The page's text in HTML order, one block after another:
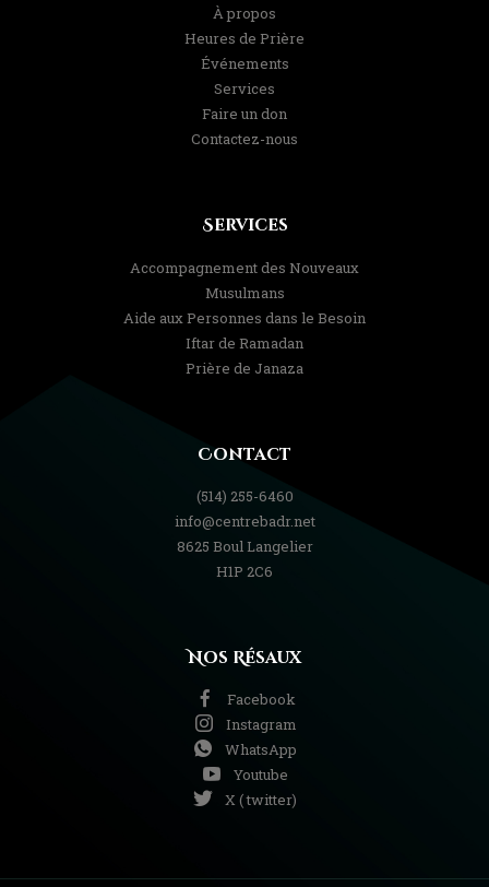
À propos
Heures de Prière
Événements
Services
Faire un don
Contactez-nous
Services
Accompagnement des Nouveaux
Musulmans
Aide aux Personnes dans le Besoin
Iftar de Ramadan
Prière de Janaza
Contact
(514) 255-6460
info@centrebadr.net
8625 Boul Langelier
H1P 2C6
Nos Résaux
Facebook
Instagram
WhatsApp
Youtube
X ( twitter)